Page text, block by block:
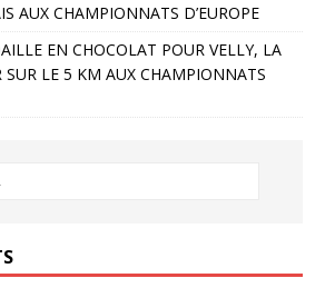
AUX CHAMPIONNATS D’EUROPE
EN CHOCOLAT POUR VELLY, LA
SUR LE 5 KM AUX CHAMPIONNATS